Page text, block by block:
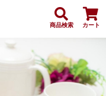
商品検索 カート